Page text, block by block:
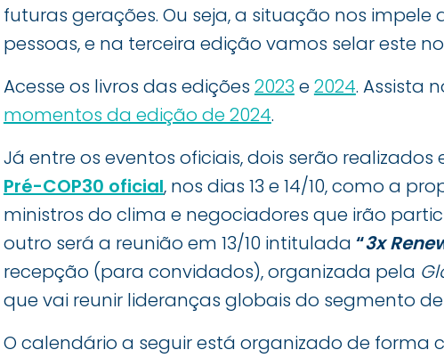
futuras gerações. Ou seja, a situação nos
pessoas, e na terceira edição vamos selar este
Acesse os livros das edições 2023 e2024. Assista
momentos da edição de 2024.
Já entre os eventos oficiais, dois serão realizados
Pré-COP30 oficial, nos dias 13 e 14/10, como a
ministros do clima e negociadores que irão
outro será a reunião em 13/10 intitulada “3x
recepção (para convidados), organizada pela
que vai reunir lideranças globais do segmento
O calendário a seguir está organizado de forma